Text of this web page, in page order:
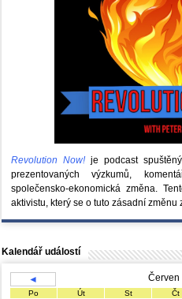
Revolution Now! je podcast
prezentovaných výzkumů,
společensko-ekonomická změna.
aktivistu, který se o tuto zásadní
Kalendář událostí
◄ Červen
Po Út St Čt